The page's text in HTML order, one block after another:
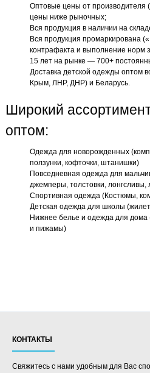
Оптовые цены от производителя
цены ниже рыночных;
Вся продукция в наличии на
Вся продукция промаркирована
контрафакта и выполнение норм
15 лет на рынке — 700+
Доставка детской одежды оптом
Крым, ЛНР, ДНР) и Беларусь.
Широкий
оптом:
Одежда для новорожденных
ползунки, кофточки, штанишки)
Повседневная одежда для
джемперы, толстовки, лонгсливы,
Спортивная одежда (Костюмы,
Детская одежда для школы
Нижнее белье и одежда для дома
и пижамы)
КОНТАКТЫ
Свяжитесь с нами удобным для Вас